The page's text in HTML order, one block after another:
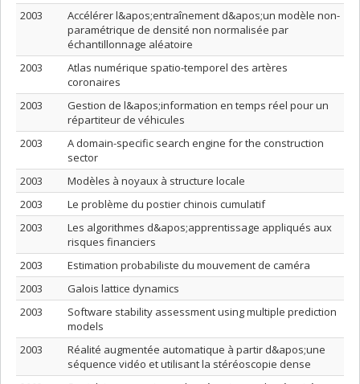
2003
Accélérer l&apos;entraînement d&apos;un modèle non-
paramétrique de densité non normalisée par
échantillonnage aléatoire
2003
Atlas numérique spatio-temporel des artères
coronaires
2003
Gestion de l&apos;information en temps réel pour un
répartiteur de véhicules
2003
A domain-specific search engine for the construction
sector
2003
Modèles à noyaux à structure locale
2003
Le problème du postier chinois cumulatif
2003
Les algorithmes d&apos;apprentissage appliqués aux
risques financiers
2003
Estimation probabiliste du mouvement de caméra
2003
Galois lattice dynamics
2003
Software stability assessment using multiple prediction
models
2003
Réalité augmentée automatique à partir d&apos;une
séquence vidéo et utilisant la stéréoscopie dense